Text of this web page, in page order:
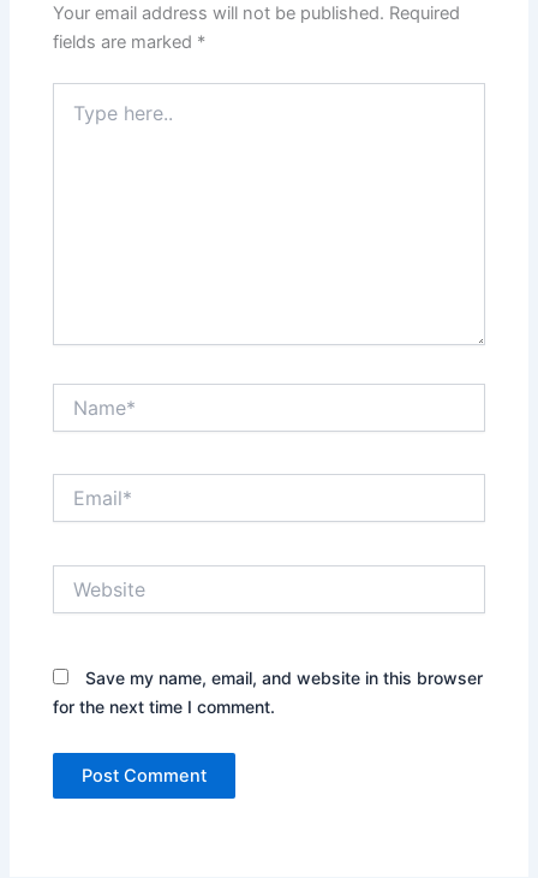
Your email address will not be published. Required
fields are marked *
here..
Save my name, email, and website in this browser
for the next time I comment.